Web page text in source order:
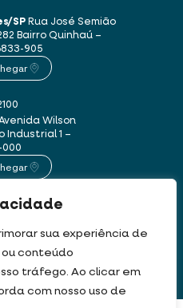
sua experiência de
ou conteúdo
tráfego. Ao clicar em
com nosso uso de
SPRua José Semião
Bairro Quinhaú –
905
Wilson
Industrial 1 –
000
acordo com os nossosTermos de Uso e